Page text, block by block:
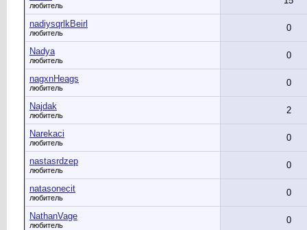
любитель
nadiysqrlkBeirl
любитель 0
Nadya
любитель 0
nagxnHeags
любитель 0
Najdak
любитель 2
Narekaci
любитель 0
nastasrdzep
любитель 0
natasonecit
любитель 0
NathanVage
любитель 0